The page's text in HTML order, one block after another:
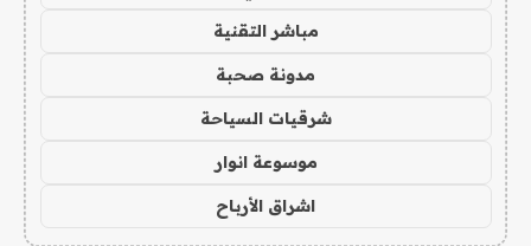
مباشر التقنية
مدونة صحبة
شرقيات السياحة
موسوعة انوار
اشراق الأرباح